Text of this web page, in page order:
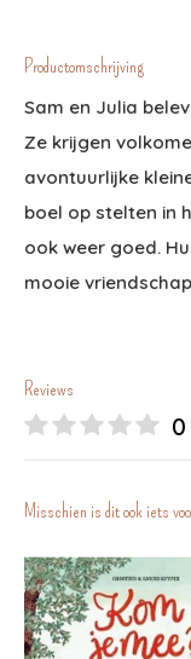
Productomschrijving
Sam en Julia
Ze krijgen
avontuurlijke
boel op stelten in
ook weer goed.
mooie
Reviews
0
Misschien is dit ook iets